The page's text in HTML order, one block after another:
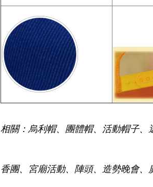
相關：烏利帽、團體帽、活動帽子
香團、宮廟活動、陣頭、造勢晚會、